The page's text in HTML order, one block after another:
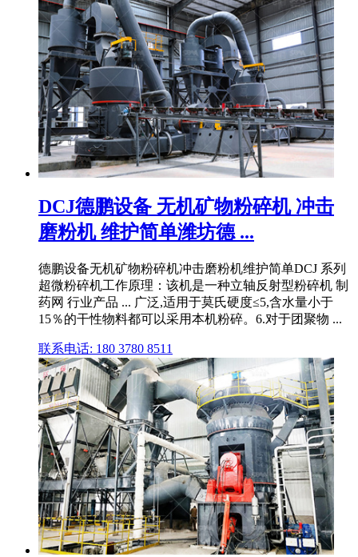
DCJ德鹏设备 无机矿物粉碎机 冲击
磨粉机 维护简单潍坊德 ...
德鹏设备无机矿物粉碎机冲击磨粉机维护简单DCJ 系列
超微粉碎机工作原理：该机是一种立轴反射型粉碎机 制
药网 行业产品 ... 广泛,适用于莫氏硬度≤5,含水量小于
15％的干性物料都可以采用本机粉碎。6.对于团聚物 ...
联系电话: 180 3780 8511